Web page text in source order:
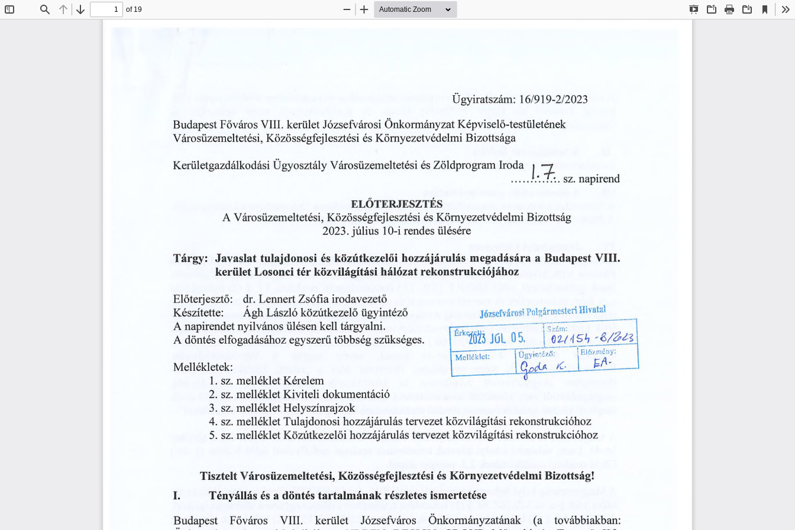
Find Previous
Next
of 19
Presentation
OpenPrint Download
Current
View
Zoom
Zoom
Ügyiratszám: 16/919-2/2023
Budapest Főváros VIII. kerület Józsefvárosi Önkormányzat Képviselő-testületének
Városüzemeltetési, Közösségfejlesztési és Környezetvédelmi Bizottsága
Kerületgazdálkodási Ügyosztály Városüzemeltetési és Zöldprogram Iroda i —7
........T:. sz. napirend
ELŐTERJESZTÉS
A Városüzemeltetési, Közösségfejlesztési és Környezetvédelmi Bizottság
2023. július 10-i rendes ülésére
Tárgy: Javaslat tulajdonosi és közútkezelői hozzájárulás megadására a Budapest VIII.
kerület Losonci tér közvilágítási hálózat rekonstrukciójához
Előterjesztő: dr. Lennert Zsófia irodavezető
Készítette:
Ágh László közútkezelő ügyintéző
A napirendet nyilvános ülésen kell tárgyalni.
A döntés elfogadásához egyszerű többség szükséges.
Mellékletek:
1.
sz. melléklet
2.
sz. melléklet Kiviteli dokumentáció
JózsefvárosiPolgármesteriHivatal
Érk®JŰL05.
Szám:
Melléklet: Ügyintéző: Előzmény:
.
3. sz. melléklet Helyszínrajzok
4.
sz. melléklet Tulajdonosi hozzájárulás tervezet közvilágítási rekonstrukcióhoz
5.
sz. melléklet Közútkezelői hozzájárulás tervezet közvilágítási rekonstrukcióhoz
Tisztelt Városüzemeltetési, Közösségfejlesztési és Környezetvédelmi Bizottság!
I.
Tényállás és a döntés tartalmának részletes ismertetése
Budapest Főváros VIII. kerület Józsefváros Önkormányzatának (a
továbbiakban: